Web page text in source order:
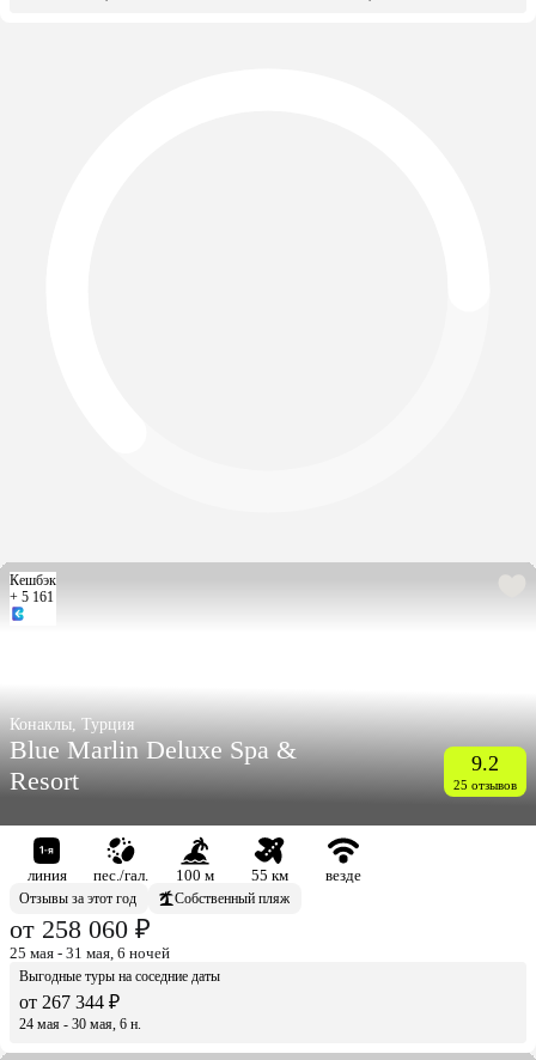
Кешбэк
+ 5 161
Конаклы, Турция
Blue Marlin Deluxe Spa &
Resort
9.2
25 отзывов
линия пес./гал. 100 м 55 км
везде
Отзывы за этот год
Собственный пляж
от 258 060 ₽
25 мая - 31 мая, 6 ночей
Выгодные туры на соседние даты
от 267 344 ₽
24 мая - 30 мая, 6 н.